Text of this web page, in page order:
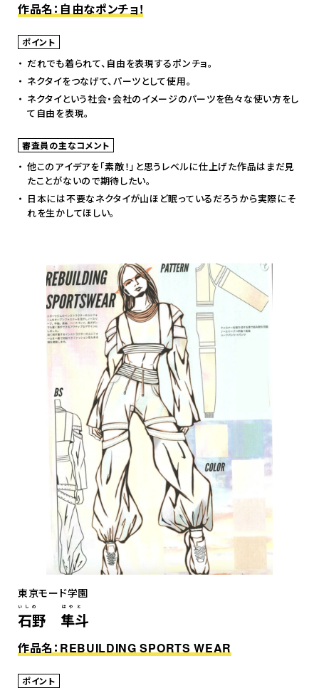
作品名：自由なポンチョ!
ポイント
だれでも着られて、自由を表現するポンチョ。
ネクタイをつなげて、パーツとして使用。
ネクタイという社会・会社のイメージのパーツを色々な使い方をし
て自由を表現。
審査員の主なコメント
他このアイデアを「素敵！」と思うレベルに仕上げた作品はまだ見
たことがないので期待したい。
日本には不要なネクタイが山ほど眠っているだろうから実際にそ
れを生かしてほしい。
東京モード学園
石野 隼斗
いしの はやと
作品名：REBUILDING SPORTS WEAR
ポイント